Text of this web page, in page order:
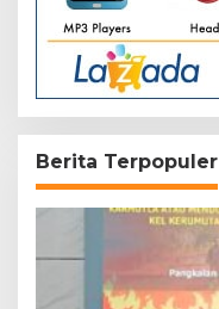
Berita Terpopuler